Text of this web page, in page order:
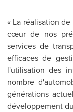
« La réalisation
cœur de nos
services de
efficaces de
l'utilisation des
nombre
générations
développement